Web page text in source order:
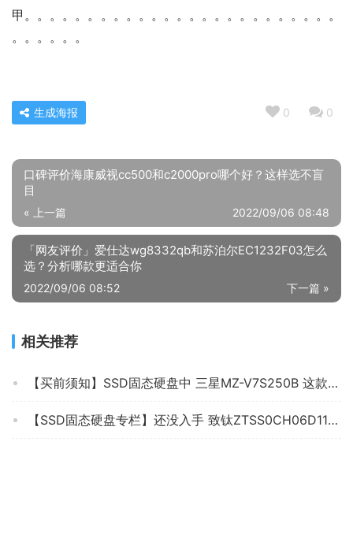
甲。。。。。。。。。。。。。。。。。。。。。。。。。
。。。。。。
0 0
生成海报
口碑评价海康威视cc500和c2000pro哪个好？这样选不盲
目
« 上一篇 2022/09/06 08:48
「网友评价」爱仕达wg8332qb和苏泊尔EC1232F03怎么
选？分析哪款更适合你
下一篇 »
2022/09/06 08:52
相关推荐
【买前须知】SSD固态硬盘中 三星MZ-V7S250B 这款属于什么档次？分析性价比质量怎么样！
【SSD固态硬盘专栏】还没入手 致钛ZTSS0CH06D11MC 的了解下质量 怎么样？评测报告来了！